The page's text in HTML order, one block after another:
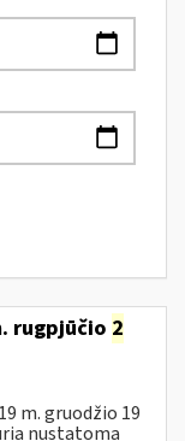
rugpjūčio 2
m. gruodžio 19
nustatoma